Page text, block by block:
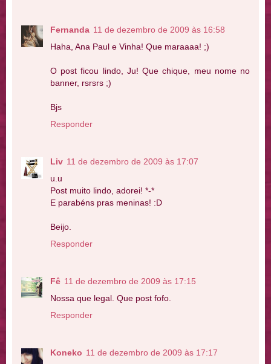
Fernanda 11 de dezembro de 2009 às 16:58
Haha, Ana Paul e Vinha! Que maraaaa! ;)
O post ficou lindo, Ju! Que chique, meu nome no
banner, rsrsrs ;)
Bjs
Responder
Liv 11 de dezembro de 2009 às 17:07
u.u
Post muito lindo, adorei! *-*
E parabéns pras meninas! :D
Beijo.
Responder
Fê 11 de dezembro de 2009 às 17:15
Nossa que legal. Que post fofo.
Responder
Koneko 11 de dezembro de 2009 às 17:17